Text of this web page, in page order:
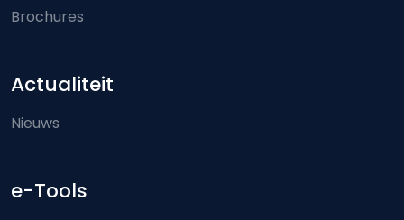
Brochures
Actualiteit
Nieuws
e-Tools